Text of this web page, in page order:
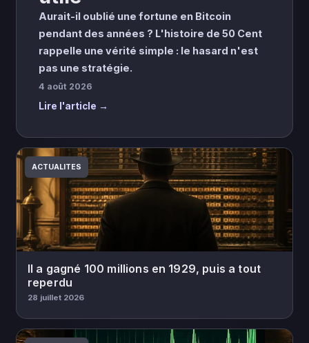
Aurait-il oublié une fortune en Bitcoin
pendant des années ? L'histoire de 50 Cent
rappelle une vérité simple : le hasard n'est
pas une stratégie.
4 août 2026
Lire l'article →
ACTUALITES
Il a gagné 100 millions en 1929, puis a tout
reperdu
28 juillet 2026